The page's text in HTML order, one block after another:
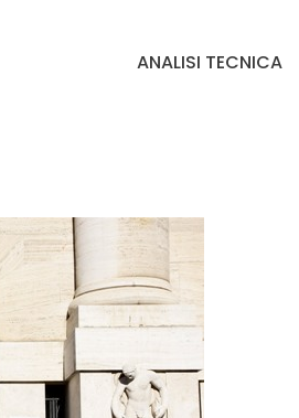
ANALISI TECNICA